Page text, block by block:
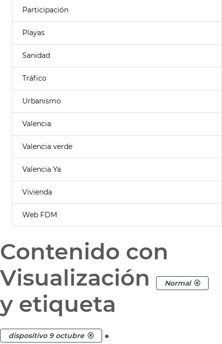
Participación
Playas
Sanidad
Tráfico
Urbanismo
Valencia
Valencia verde
Valencia Ya
Vivienda
Web FDM
Contenido con
Visualización
Normal
y etiqueta
dispositivo 9 octubre .